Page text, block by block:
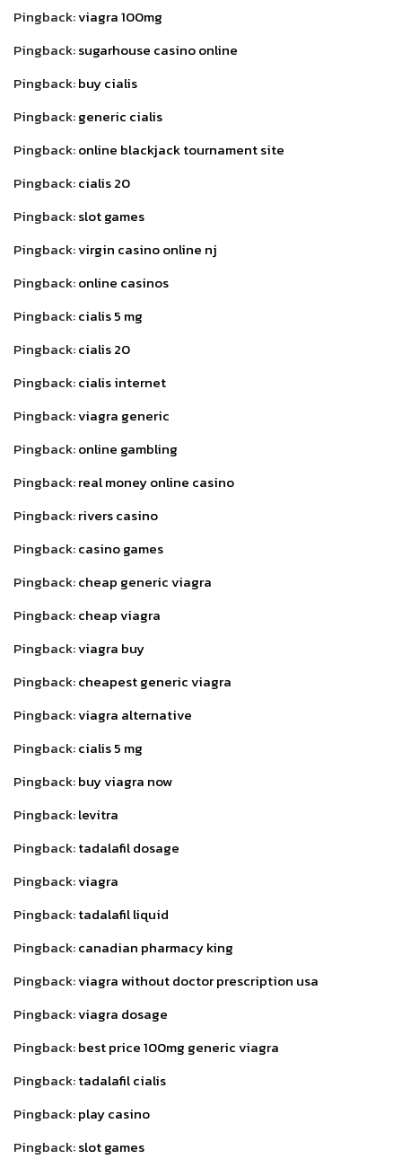
Pingback:viagra 100mg
Pingback:sugarhouse casino online
Pingback:buy cialis
Pingback:generic cialis
Pingback:online blackjack tournament site
Pingback:cialis 20
Pingback:slot games
Pingback:virgin casino online nj
Pingback:online casinos
Pingback:cialis 5 mg
Pingback:cialis 20
Pingback:cialis internet
Pingback:viagra generic
Pingback:online gambling
Pingback:real money online casino
Pingback:rivers casino
Pingback:casino games
Pingback:cheap generic viagra
Pingback:cheap viagra
Pingback:viagra buy
Pingback:cheapest generic viagra
Pingback:viagra alternative
Pingback:cialis 5 mg
Pingback:buy viagra now
Pingback:levitra
Pingback:tadalafil dosage
Pingback:viagra
Pingback:tadalafil liquid
Pingback:canadian pharmacy king
Pingback:viagra without doctor prescription usa
Pingback:viagra dosage
Pingback:best price 100mg generic viagra
Pingback:tadalafil cialis
Pingback:play casino
Pingback:slot games